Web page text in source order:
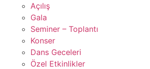
Açılış
Gala
Seminer – Toplantı
Konser
Dans Geceleri
Özel Etkinlikler